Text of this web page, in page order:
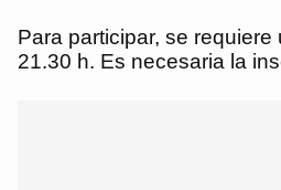
Para participar, se
21.30 h. Es necesaria la